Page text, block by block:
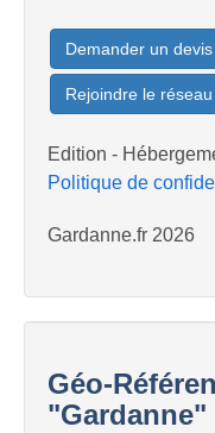
Demander un devis
Rejoindre le
Edition -
Politique de
Gardanne.fr 2026
Géo-
"Gardanne"